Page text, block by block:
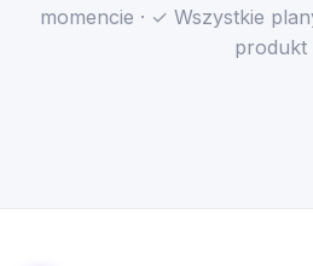
momencie · ✓ Wszystkie
produkt